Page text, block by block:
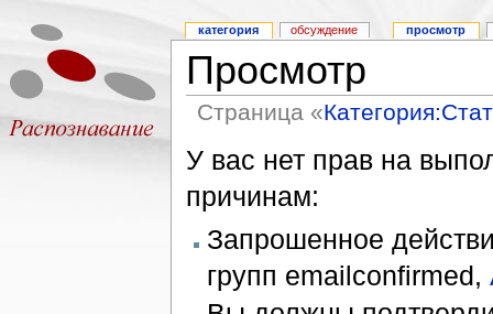
Просмотр
Страница «
У вас нет прав на
причинам:
Запрошенное
групп emailconfirmed,
категория обсуждение просмотр